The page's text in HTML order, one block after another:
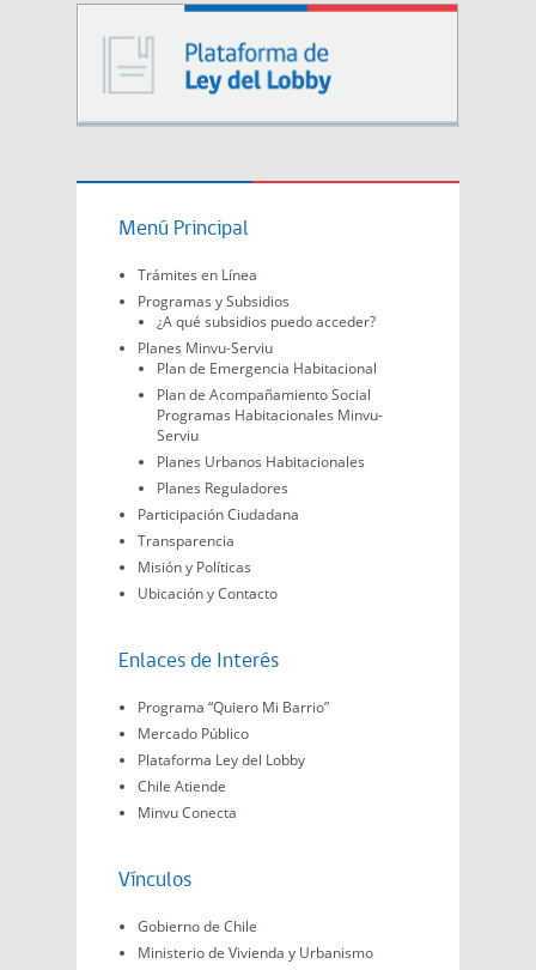
Menú Principal
Trámites en Línea
Programas y Subsidios
¿A qué subsidios puedo acceder?
Planes Minvu-Serviu
Plan de Emergencia Habitacional
Plan de Acompañamiento Social
Programas Habitacionales Minvu-
Serviu
Planes Urbanos Habitacionales
Planes Reguladores
Participación Ciudadana
Transparencia
Misión y Políticas
Ubicación y Contacto
Enlaces de Interés
Programa “Quiero Mi Barrio”
Mercado Público
Plataforma Ley del Lobby
Chile Atiende
Minvu Conecta
Vínculos
Gobierno de Chile
Ministerio de Vivienda y Urbanismo